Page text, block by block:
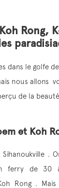
Rong,
dans le golfe
nous allons
de la
et Koh
.
ferry de 30 à
Rong .